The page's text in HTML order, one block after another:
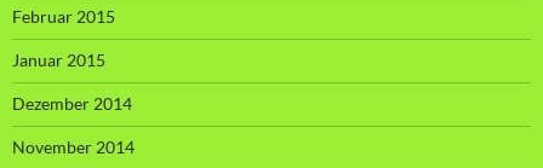
Februar 2015
Januar 2015
Dezember 2014
November 2014